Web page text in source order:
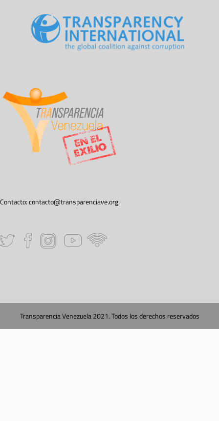
Contacto:contacto@transparenciave.org
Transparencia Venezuela 2021. Todos los derechos reservados